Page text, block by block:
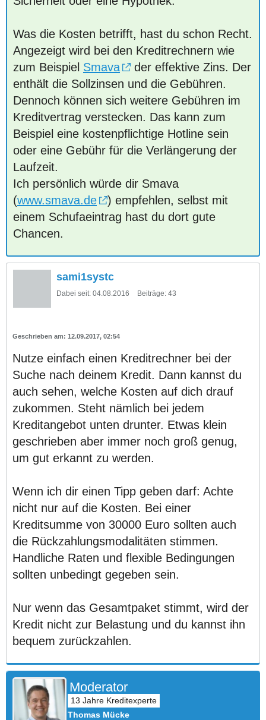
Was die Kosten betrifft, hast du schon Recht.
Angezeigt wird bei den Kreditrechnern wie
zum Beispiel Smava
der effektive Zins. Der
enthält die Sollzinsen und die Gebühren.
Dennoch können sich weitere Gebühren im
Kreditvertrag verstecken. Das kann zum
Beispiel eine kostenpflichtige Hotline sein
oder eine Gebühr für die Verlängerung der
Laufzeit.
Ich persönlich würde dir Smava
(www.smava.de
) empfehlen, selbst mit
einem Schufaeintrag hast du dort gute
Chancen.
sami1systc
Dabei seit: 04.08.2016 Beiträge: 43
12.09.2017, 02:54
Nutze einfach einen Kreditrechner bei der
Suche nach deinem Kredit. Dann kannst du
auch sehen, welche Kosten auf dich drauf
zukommen. Steht nämlich bei jedem
Kreditangebot unten drunter. Etwas klein
geschrieben aber immer noch groß genug,
um gut erkannt zu werden.
Wenn ich dir einen Tipp geben darf: Achte
nicht nur auf die Kosten. Bei einer
Kreditsumme von 30000 Euro sollten auch
die Rückzahlungsmodalitäten stimmen.
Handliche Raten und flexible Bedingungen
sollten unbedingt gegeben sein.
Nur wenn das Gesamtpaket stimmt, wird der
Kredit nicht zur Belastung und du kannst ihn
bequem zurückzahlen.
Moderator
Thomas Mücke